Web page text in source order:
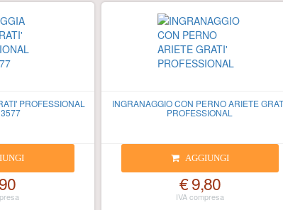
PROFESSIONAL INGRANAGGIO CON PERNO ARIETE
PROFESSIONAL
AGGIUNGI
€ 9,80